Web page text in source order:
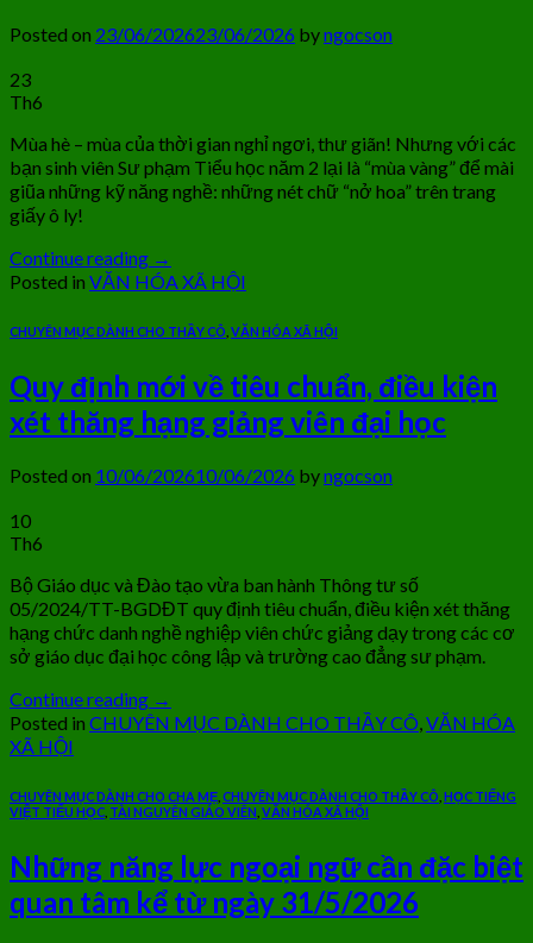
Posted on 23/06/202623/06/2026 byngocson
23
Th6
Mùa hè – mùa của thời gian nghỉ ngơi, thư giãn! Nhưng với các
bạn sinh viên Sư phạm Tiểu học năm 2 lại là “mùa vàng” để mài
giũa những kỹ năng nghề: những nét chữ “nở hoa” trên trang
giấy ô ly!
Continue reading →
Posted in VĂN HÓA XÃ HỘI
CHUYÊN MỤC DÀNH CHO THẦY CÔ VĂN HÓA XÃ HỘI
Quy định mới về tiêu chuẩn, điều kiện
xét thăng hạng giảng viên đại học
Posted on 10/06/202610/06/2026 byngocson
10
Th6
Bộ Giáo dục và Đào tạo vừa ban hành Thông tư số
05/2024/TT-BGDĐT quy định tiêu chuẩn, điều kiện xét thăng
hạng chức danh nghề nghiệp viên chức giảng dạy trong các cơ
sở giáo dục đại học công lập và trường cao đẳng sư phạm.
Continue reading →
Posted in CHUYÊN MỤC DÀNH CHO THẦY CÔ,VĂN HÓA
XÃ HỘI
CHUYÊN MỤC DÀNH CHO CHA MẸ CHUYÊN MỤC DÀNH CHO THẦY CÔ HỌC TIẾNG
VIỆT TIỂU HỌC TÀI NGUYÊN GIÁO VIÊN VĂN HÓA XÃ HỘI
Những năng lực ngoại ngữ cần đặc biệt
quan tâm kể từ ngày 31/5/2026